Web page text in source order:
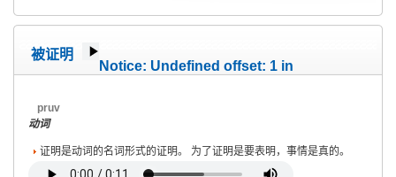
被证明
Notice: Undefined offset: 1 in
pruv
动词
证明是动词的名词形式的证明。 为了证明是要表明，事情是真的。